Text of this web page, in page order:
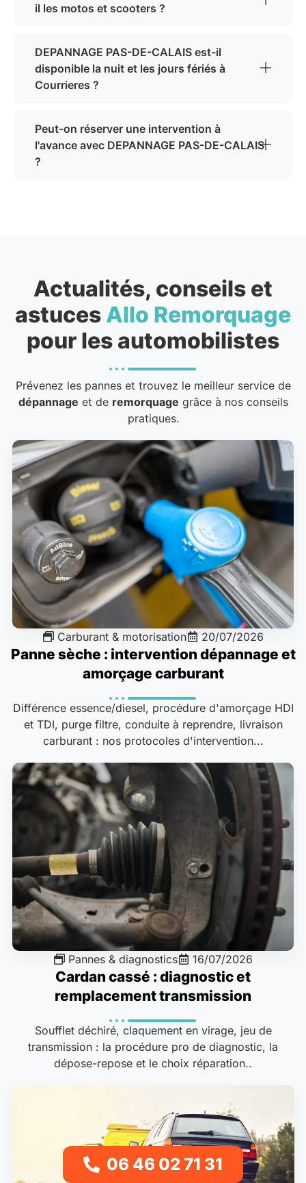
il les motos et scooters ?
DEPANNAGE PAS-DE-CALAIS est-il
disponible la nuit et les jours fériés à
Courrieres ?
Peut-on réserver une intervention à
l'avance avec DEPANNAGE PAS-DE-CALAIS
?
Actualités, conseils et
astuces Allo Remorquage
pour les automobilistes
Prévenez les pannes et trouvez le meilleur service de
dépannage et de remorquage grâce à nos conseils
pratiques.
Carburant & motorisation 20/07/2026
Panne sèche : intervention dépannage et
amorçage carburant
Différence essence/diesel, procédure d'amorçage HDI
et TDI, purge filtre, conduite à reprendre, livraison
carburant : nos protocoles d'intervention...
Pannes & diagnostics 16/07/2026
Cardan cassé : diagnostic et
remplacement transmission
Soufflet déchiré, claquement en virage, jeu de
transmission : la procédure pro de diagnostic, la
dépose-repose et le choix réparation..
06 46 02 71 31